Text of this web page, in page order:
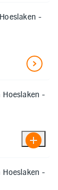
-
Hoeslaken -
Hoeslaken -